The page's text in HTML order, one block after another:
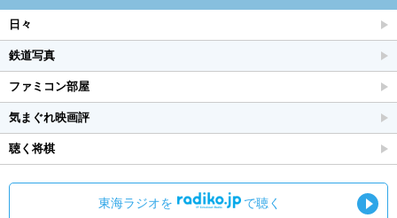
日々
鉄道写真
ファミコン部屋
気まぐれ映画評
聴く将棋
東海ラジオを で聴く